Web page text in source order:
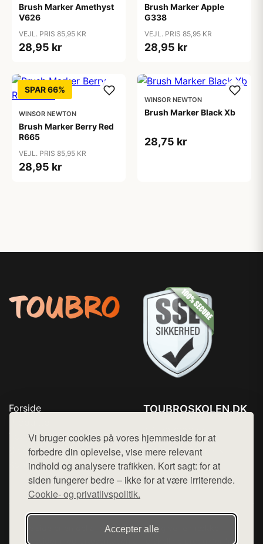
Vi bruger cookies på vores hjemmeside for at
forbedre din oplevelse, vise mere relevant
indhold og analysere trafikken. Kort sagt: for at
siden fungerer bedre – ikke for at være irriterende.
Cookie- og privatlivspolitik.
Accepter alle
Brush Marker Amethyst
V626
VEJL. PRIS 85,95 KR
28,95 kr
Brush Marker Apple
G338
VEJL. PRIS 85,95 KR
28,95 kr
SPAR 66%
WINSOR NEWTON
Brush Marker Berry Red
R665
VEJL. PRIS 85,95 KR
28,95 kr
WINSOR NEWTON
Brush Marker Black Xb
28,75 kr
Forside
Top Rabatter
Blog
Kontakt
TOUBROSKOLEN.DK
Mail: hej@want.dk
Cookie- og privatlivspolitik
Denne side er en del af want.dk, der udgiver en række
hjemmesider med præsentation af forskellige produkter fra